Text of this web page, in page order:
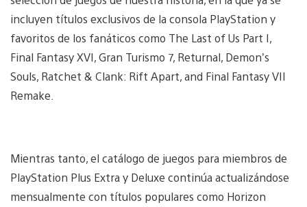
incluyen títulos exclusivos de la consola PlayStation y
favoritos de los fanáticos como The Last of Us Part I,
Final Fantasy XVI, Gran Turismo 7, Returnal, Demon’s
Souls, Ratchet & Clank: Rift Apart, and Final Fantasy VII
Remake.
Mientras tanto, el catálogo de juegos para miembros de
PlayStation Plus Extra y Deluxe continúa actualizándose
mensualmente con títulos populares como Horizon